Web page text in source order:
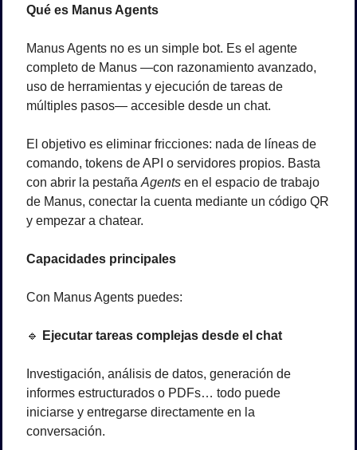
Qué es Manus Agents
Manus Agents no es un simple bot. Es el agente
completo de Manus —con razonamiento avanzado,
uso de herramientas y ejecución de tareas de
múltiples pasos— accesible desde un chat.
El objetivo es eliminar fricciones: nada de líneas de
comando, tokens de API o servidores propios. Basta
con abrir la pestaña Agents en el espacio de trabajo
de Manus, conectar la cuenta mediante un código QR
y empezar a chatear.
Capacidades principales
Con Manus Agents puedes:
🔹 Ejecutar tareas complejas desde el chat
Investigación, análisis de datos, generación de
informes estructurados o PDFs… todo puede
iniciarse y entregarse directamente en la
conversación.